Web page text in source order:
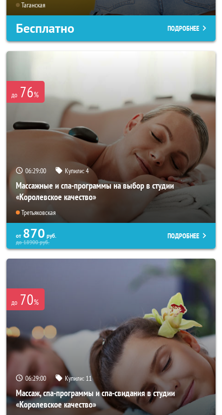
Таганская
Бесплатно ПОДРОБНЕЕ
до 76%
06:28:57 Купили:4
Массажные и спа-программы на выбор в студии
«Королевское качество»
Третьяковская
от 870 руб.
до18900руб.
ПОДРОБНЕЕ
до 70%
06:28:57 Купили: 11
Массаж, спа-программы и спа-свидания в студии
«Королевское качество»